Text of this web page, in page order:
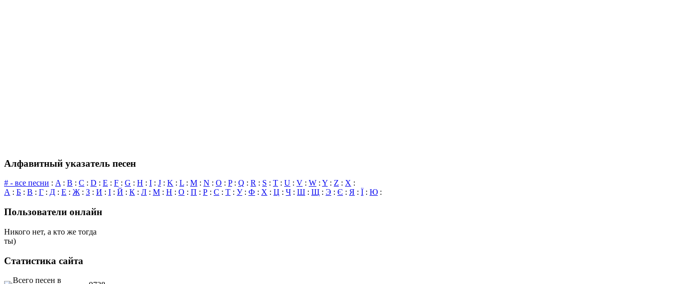
Алфавитный указатель песен
# - все песни : A: B : C : D : E : F : G : H : I : J : K : L : M : N : O : P: Q : R : S : T : U : V : W : Y : Z : X :
А : Б : В : Г : Д : Е : Ж: З : И : І : Й : К : Л : М : Н : О : П : Р : С : Т : У: Ф : Х : Ц : Ч : Ш : Щ : Э : Є : Я : Ї : Ю :
Пользователи онлайн
Никого нет, а кто же тогда
ты)
Статистика сайта
Всего песен в